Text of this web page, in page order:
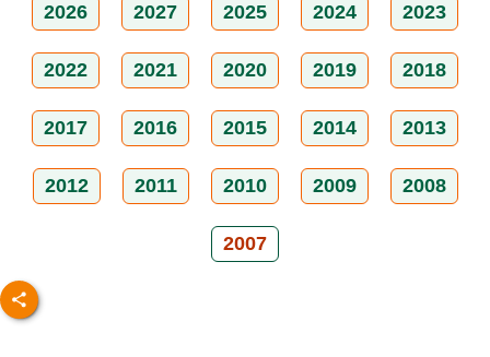
2026 2027 2025 2024 2023
2022 2021 2020 2019 2018
2017 2016 2015 2014 2013
2012 2011 2010 2009 2008
2007